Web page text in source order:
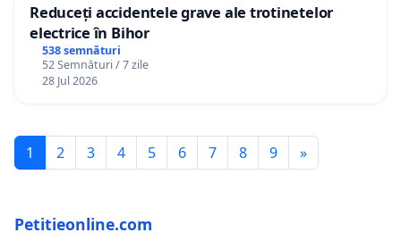
Reduceți accidentele grave ale trotinetelor
electrice în Bihor
538 semnături
52 Semnături / 7 zile
28 Jul 2026
1 2 3 4 5 6 7 8 9 »
Petitieonline.com